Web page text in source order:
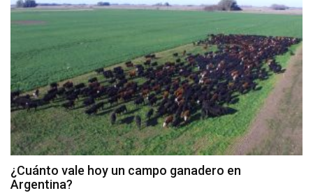
¿Cuánto vale hoy un campo ganadero en
Argentina?